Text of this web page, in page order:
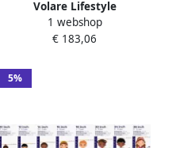
Volare Lifestyle
Jongensfiets Tiener 51 cm
lage zadelstand Satijn
1 webshop
€ 183,06
5%